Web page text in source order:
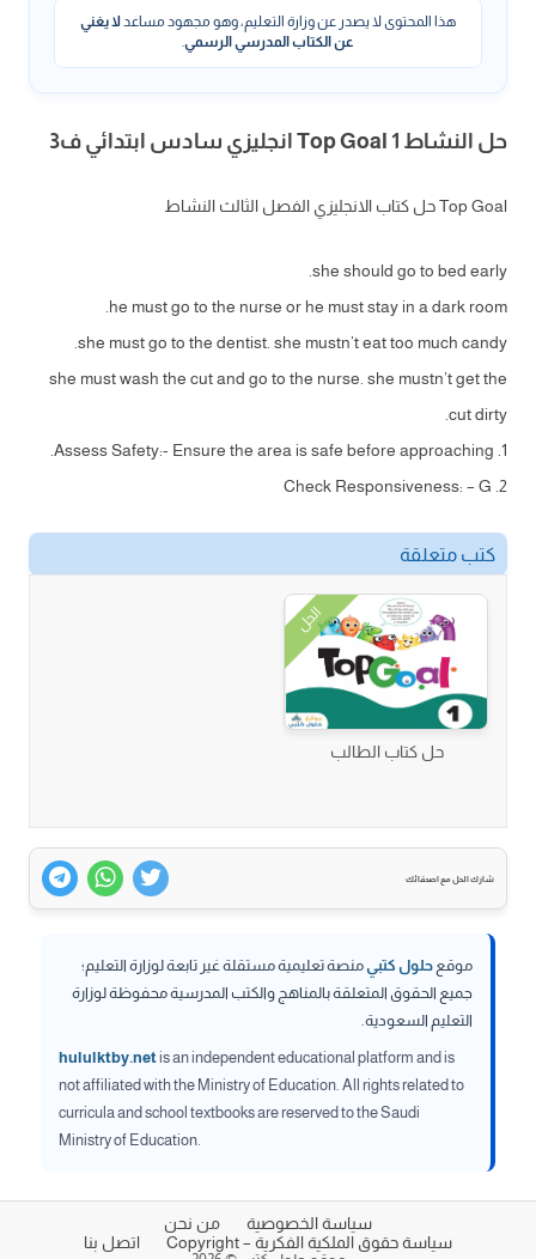
هذا المحتوى لا يصدر عن وزارة التعليم، وهو مجهود مساعدلا يغني
عن الكتاب المدرسي الرسمي.
حل النشاط Top Goal 1 انجليزي سادس ابتدائي ف3
Top Goal حل كتاب الانجليزي الفصل الثالث النشاط
she should go to bed early.
he must go to the nurse or he must stay in a dark room.
she must go to the dentist. she mustn’t eat too much candy.
she must wash the cut and go to the nurse. she mustn’t get the
cut dirty.
1. Assess Safety:- Ensure the area is safe before approaching.
2. Check Responsiveness: – G
كتب متعلقة
الحل
حل كتاب الطالب
شارك الحل مع اصدقائك
موقع حلول كتبيمنصة تعليمية مستقلة غير تابعة لوزارة التعليم؛
جميع الحقوق المتعلقة بالمناهج والكتب المدرسية محفوظة لوزارة
التعليم السعودية.
hululktby.netis an independent educational platform and is
not affiliated with the Ministry of Education. All rights related to
curricula and school textbooks are reserved to the Saudi
Ministry of Education.
سياسة الخصوصية
من نحن
سياسة حقوق الملكية الفكرية – Copyright
اتصل بنا